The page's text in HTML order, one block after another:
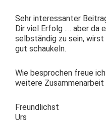
Sehr inter­es­san­ter
Dir viel Erfolg .… aber da
selb­ständig zu sein,
gut schaukeln.
Wie besprochen freue
weit­ere Zusam­me­nar­beit
Fre­undlichst
Urs